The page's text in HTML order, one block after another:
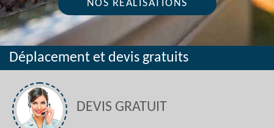
NOS RÉALISATIONS
Déplacement et devis gratuits
DEVIS GRATUIT